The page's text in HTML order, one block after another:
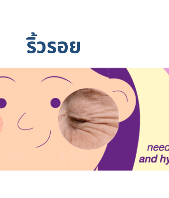
ริ้วรอย